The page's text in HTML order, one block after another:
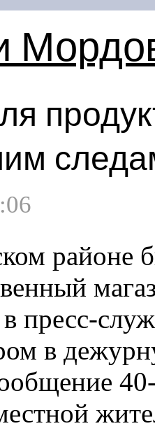
районе
пресс-
в